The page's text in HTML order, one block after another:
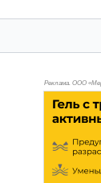
Реклама. ООО